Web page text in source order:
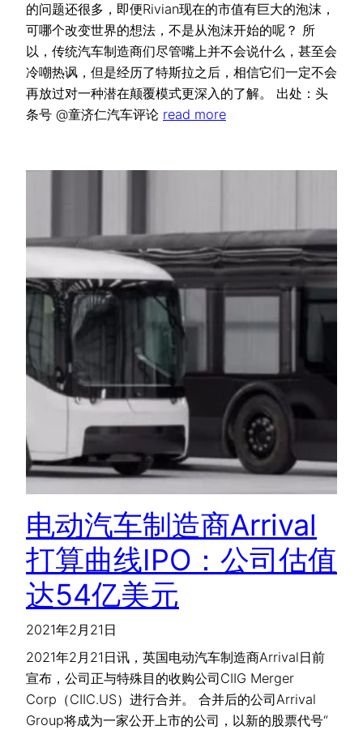
的问题还很多，即便Rivian现在的市值有巨大的泡沫，
可哪个改变世界的想法，不是从泡沫开始的呢？ 所
以，传统汽车制造商们尽管嘴上并不会说什么，甚至会
冷嘲热讽，但是经历了特斯拉之后，相信它们一定不会
再放过对一种潜在颠覆模式更深入的了解。 出处：头
条号 @童济仁汽车评论 read more
电动汽车制造商Arrival
打算曲线IPO：公司估值
达54亿美元
2021年2月21日
2021年2月21日讯，英国电动汽车制造商Arrival日前
宣布，公司正与特殊目的收购公司CIIG Merger
Corp（CIIC.US）进行合并。 合并后的公司Arrival
Group将成为一家公开上市的公司，以新的股票代号“